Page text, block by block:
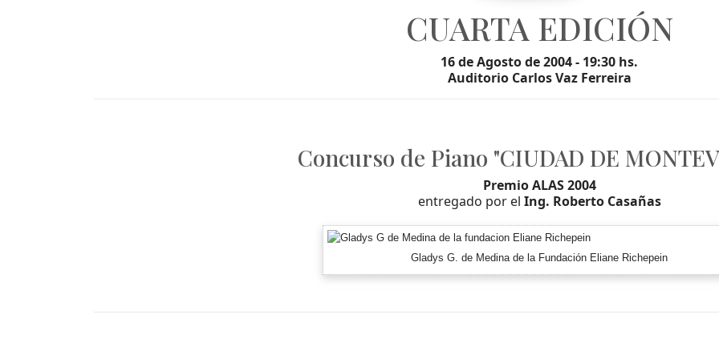
CUARTA EDICIÓN
16 de Agosto de 2004 - 19:30 hs.
Auditorio Carlos Vaz Ferreira
Concurso de Piano "CIUDAD DE
Premio ALAS 2004
entregado por el Ing. Roberto Casañas
Gladys G. de Medina de la Fundación Eliane Richepein